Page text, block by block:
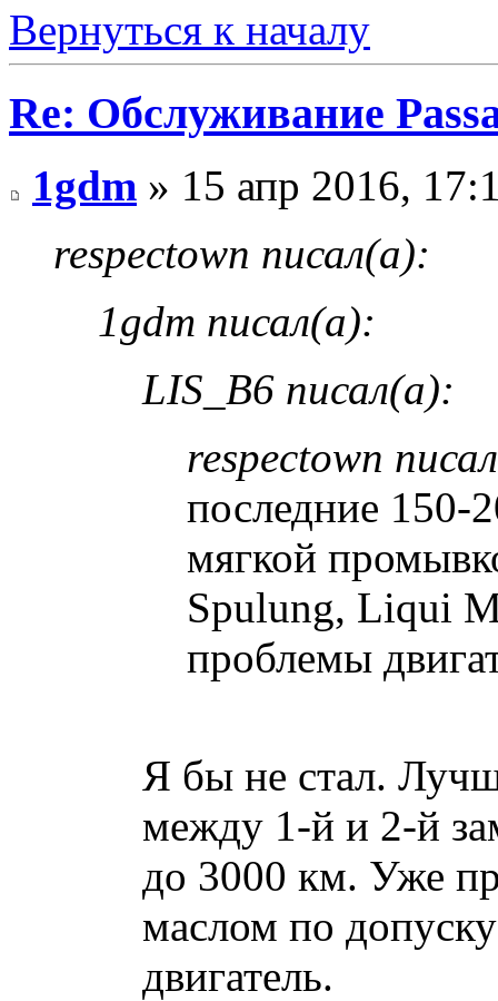
Вернуться к началу
Re: Обслуживание
1gdm » 15 апр 2016,
respectown писал(а):
1gdm писал(а):
LIS_B6 писал(а):
respectown
последние 150-
мягкой
Spulung, Liqui
проблемы
Я бы не стал.
между 1-й и 2-й
до 3000 км. Уже
маслом по
двигатель.